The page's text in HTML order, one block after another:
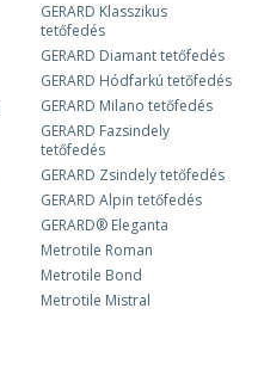
GERARD Klasszikus
tetőfedés
GERARD Diamant tetőfedés
GERARD Hódfarkú tetőfedés
GERARD Milano tetőfedés
GERARD Fazsindely
tetőfedés
GERARD Zsindely tetőfedés
GERARD Alpin tetőfedés
GERARD® Eleganta
Metrotile Roman
Metrotile Bond
Metrotile Mistral